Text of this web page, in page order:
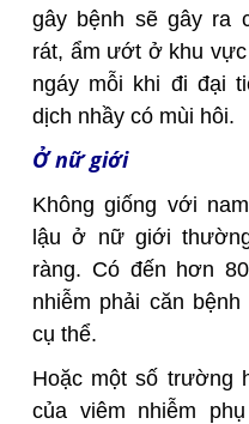
gây bệnh sẽ gây ra
rát, ẩm ướt ở khu
ngáy mỗi khi đi đại
dịch nhầy có mùi hôi.
Ở nữ giới
Không giống với
lậu ở nữ giới
ràng. Có đến hơn
nhiễm phải căn
cụ thể.
Hoặc một số trường
của viêm nhiễm